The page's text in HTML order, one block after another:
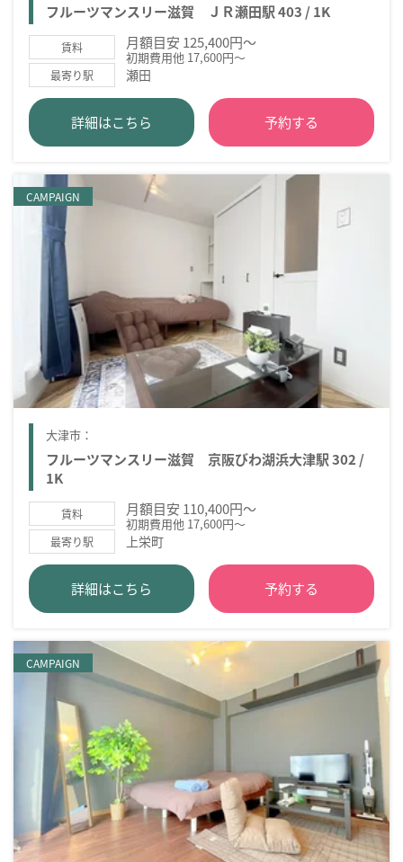
フルーツマンスリー滋賀 ＪＲ瀬田駅 403 / 1K
賃料 月額目安 125,400円～
初期費用他 17,600円～
最寄り駅 瀬田
詳細はこちら 予約する
CAMPAIGN
大津市：
フルーツマンスリー滋賀 京阪びわ湖浜大津駅 302 /
1K
賃料 月額目安 110,400円～
初期費用他 17,600円～
最寄り駅 上栄町
詳細はこちら 予約する
CAMPAIGN